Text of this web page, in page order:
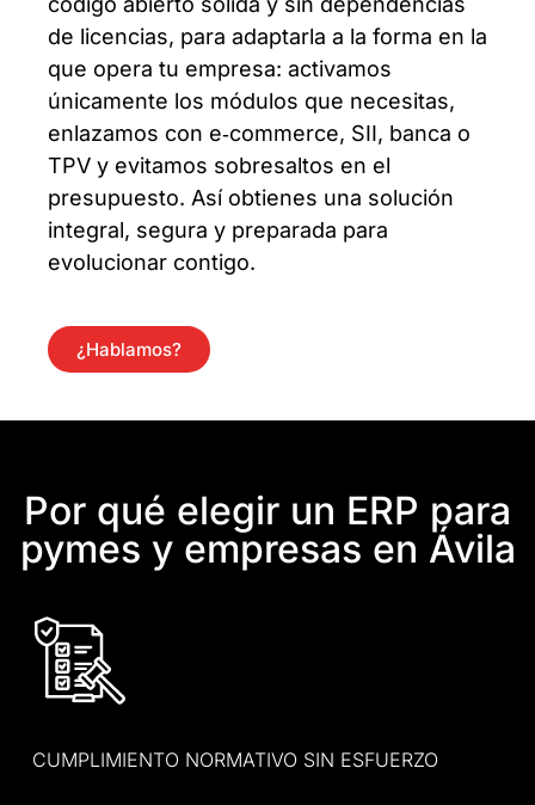
de licencias, para adaptarla a la forma en la
que opera tu empresa: activamos
únicamente los módulos que necesitas,
enlazamos con e‑commerce, SII, banca o
TPV y evitamos sobresaltos en el
presupuesto. Así obtienes una solución
integral, segura y preparada para
evolucionar contigo.
¿Hablamos?
Por qué elegir un ERP para
pymes y empresas en Ávila
CUMPLIMIENTO NORMATIVO SIN ESFUERZO